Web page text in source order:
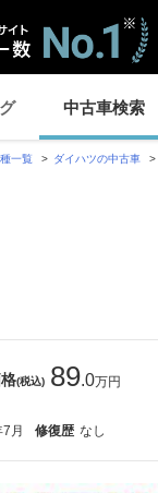
中古車検索
一覧 ダイハツの中古車
(税込) 89.0万円
月 修復歴 なし